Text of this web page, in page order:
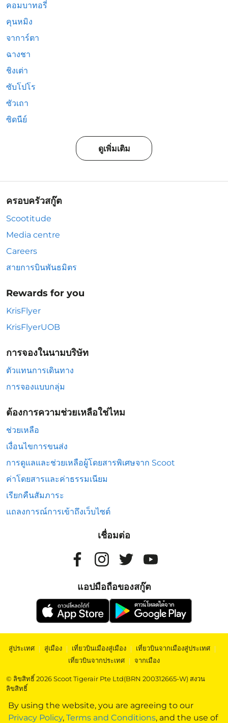
By using the website, you are agreeing to our
Privacy Policy, Terms and Conditions, and the use of
คอมบาทอรี่
คุนหมิง
จาการ์ตา
ฉางชา
ชิงเต่า
ซับโปโร
ซัวเถา
ซิดนีย์
ดูเพิ่มเติม
ครอบครัวสกู๊ต
Scootitude
Media centre
Careers
สายการบินพันธมิตร
Rewards for you
KrisFlyer
KrisFlyerUOB
การจองในนามบริษัท
ตัวแทนการเดินทาง
การจองแบบกลุ่ม
ต้องการความช่วยเหลือใช่ไหม
ช่วยเหลือ
เงื่อนไขการขนส่ง
การดูแลและช่วยเหลือผู้โดยสารพิเศษจาก Scoot
ค่าโดยสารและค่าธรรมเนียม
เรียกคืนสัมภาระ
แถลงการณ์การเข้าถึงเว็บไซต์
เชื่อมต่อ
แอปมือถือของสกู๊ต
สู่ประเทศ | สู่เมือง | เที่ยวบินเมืองสู่เมือง | เที่ยวบินจากเมืองสู่ประเทศ |
เที่ยวบินจากประเทศ | จากเมือง
© ลิขสิทธิ์ 2026 Scoot Tigerair Pte Ltd(BRN 200312665-W) สงวน
ลิขสิทธิ์